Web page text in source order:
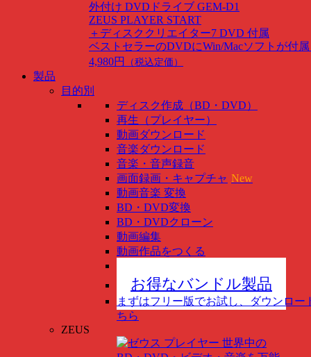
外付け DVDドライブ GEM-D1
ZEUS PLAYER START
＋ディスククリエイター7 DVD 付属
ベストセラーのDVDにWin/Macソフトが付
4,980円
（税込定価）
製品
目的別
ディスク作成（BD・DVD）
再生（プレイヤー）
動画ダウンロード
音楽ダウンロード
音楽・音声録音
画面録画・キャプチャ New
動画音楽 変換
BD・DVD変換
BD・DVDクローン
動画編集
動画作品をつくる
お得なバンドル製品
まずはフリー版でお試し、ダウンロー
ちら
ZEUS